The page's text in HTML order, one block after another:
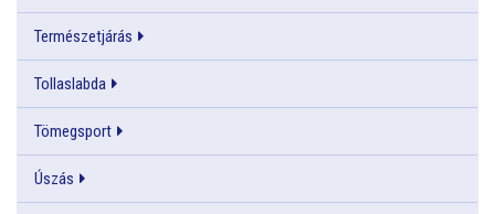
Természetjárás
Tollaslabda
Tömegsport
Úszás